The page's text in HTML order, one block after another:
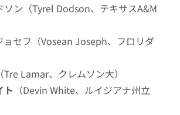
ソン（Tyrel Dodson、テキサスA&M
ョセフ（Vosean Joseph、フロリダ
Lamar、クレムソン大）
ト （Devin White、ルイジアナ州立